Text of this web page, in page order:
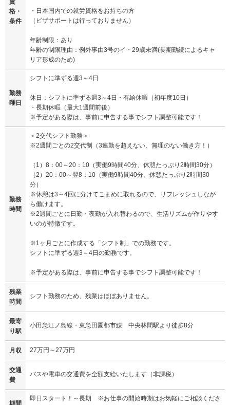
資
格・
条件
・日本国内での就労資格をお持ちの方
（ビザサポートは行っておりません）
年齢制限：あり
年齢の制限理由：例外事由3号のイ・29歳未満(長期勤続によるキャ
リア形成のため)
勤務
曜日
シフトに準ずる週3～4日
休日：シフトに準ずる週3～4日・有給休暇（初年度10日）
・長期休暇（最大1週間前後）
※予定がある際は、事前に申告する事でシフト調整可能です！
勤務
時間
＜2交代シフト勤務＞
※2週間ごとの2交代制（3連勤を超えない、無理のない働き方！）
（1）8：00～20：10（実働9時間40分、休憩たっぷり2時間30分）
（2）20：00～翌8：10（実働9時間40分、休憩たっぷり2時間30
分）
※休憩は3～4回に分けてこまめに取れるので、リフレッシュしなが
ら働けます。
※2週間ごとに日勤・夜勤が入れ替わるので、生活リズムが作りやす
いのが特徴です。
※1ヶ月ごとに作成する「シフト制」での勤務です。
シフトに準ずる週3～4日の勤務です。
※予定がある際は、事前に申告する事でシフト調整可能です！
残業
時間
シフト勤務のため、残業はほぼありません。
最寄
り駅
小田急江ノ島線・東急田園都市線 中央林間駅より徒歩8分
月収 27万円～27万円
交通
費
バスや電車の交通費を全額支給いたします（非課税）
期間
即日スタート！～長期 ※お仕事の開始時期はお気軽にご相談くださ